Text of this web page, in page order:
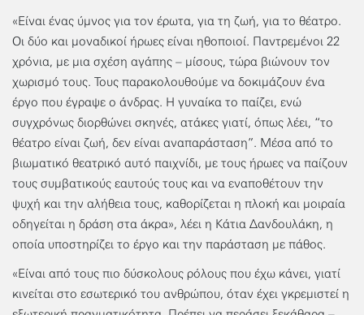
«Είναι ένας ύμνος για τον έρωτα, για τη ζωή, για το θέατρο.
Οι δύο και μοναδικοί ήρωες είναι ηθοποιοί. Παντρεμένοι 22
χρόνια, με μια σχέση αγάπης – μίσους, τώρα βιώνουν τον
χωρισμό τους. Τους παρακολουθούμε να δοκιμάζουν ένα
έργο που έγραψε ο άνδρας. H γυναίκα το παίζει, ενώ
συγχρόνως διορθώνει σκηνές, ατάκες γιατί, όπως λέει, “το
θέατρο είναι ζωή, δεν είναι αναπαράσταση”. Μέσα από το
βιωματικό θεατρικό αυτό παιχνίδι, με τους ήρωες να παίζουν
τους συμβατικούς εαυτούς τους και να εναποθέτουν την
ψυχή και την αλήθεια τους, καθορίζεται η πλοκή και μοιραία
οδηγείται η δράση στα άκρα», λέει η Κάτια Δανδουλάκη, η
οποία υποστηρίζει το έργο και την παράσταση με πάθος.
«Είναι από τους πιο δύσκολους ρόλους που έχω κάνει, γιατί
κινείται στο εσωτερικό του ανθρώπου, όταν έχει γκρεμιστεί η